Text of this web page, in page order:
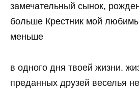
замечательный сынок,
больше Крестник мой
меньше
в одного дня твоей жизни.
преданных друзей веселья